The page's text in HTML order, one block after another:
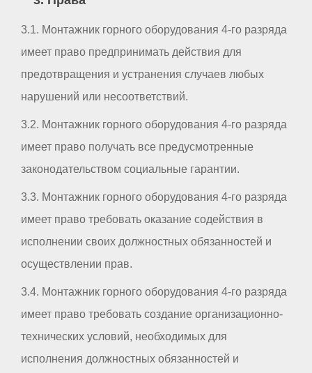
3.1. Монтажник горного оборудования 4-го разряда
имеет право предпринимать действия для
предотвращения и устранения случаев любых
нарушений или несоответствий.
3.2. Монтажник горного оборудования 4-го разряда
имеет право получать все предусмотренные
законодательством социальные гарантии.
3.3. Монтажник горного оборудования 4-го разряда
имеет право требовать оказание содействия в
исполнении своих должностных обязанностей и
осуществлении прав.
3.4. Монтажник горного оборудования 4-го разряда
имеет право требовать создание организационно-
технических условий, необходимых для
исполнения должностных обязанностей и